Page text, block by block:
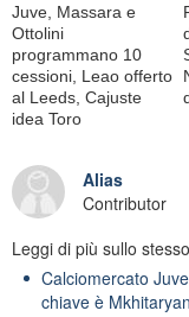
Juve, Massara e
Ottolini
programmano 10
cessioni, Leao offerto
al Leeds, Cajuste
idea Toro
Alias
Contributor
Leggi di più sullo
Calciomercato
chiave è Mkhitaryan